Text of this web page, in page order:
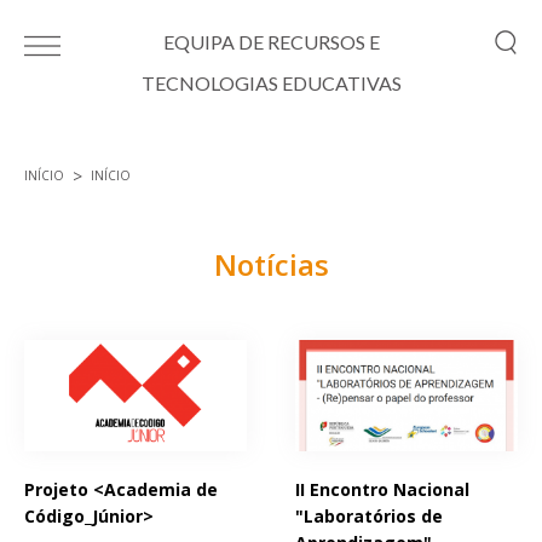
EQUIPA DE RECURSOS E
TECNOLOGIAS EDUCATIVAS
INÍCIO INÍCIO
Notícias
Projeto <Academia de
Código_Júnior>
II Encontro Nacional
"Laboratórios de
Páginas